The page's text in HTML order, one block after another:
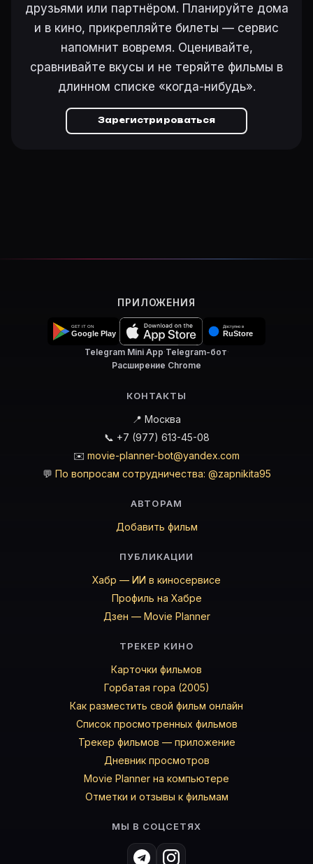
друзьями или партнёром. Планируйте дома
и в кино, прикрепляйте билеты — сервис
напомнит вовремя. Оценивайте,
сравнивайте вкусы и не теряйте фильмы в
длинном списке «когда-нибудь».
Зарегистрироваться
ПРИЛОЖЕНИЯ
Telegram Mini App·Telegram-бот·
Расширение Chrome
КОНТАКТЫ
📍 Москва
📞 +7 (977) 613-45-08
✉️ movie-planner-bot@yandex.com
💬 По вопросам сотрудничества: @zapnikita95
АВТОРАМ
Добавить фильм
ПУБЛИКАЦИИ
Хабр — ИИ в киносервисе
Профиль на Хабре
Дзен — Movie Planner
ТРЕКЕР КИНО
Карточки фильмов
Горбатая гора (2005)
Как разместить свой фильм онлайн
Список просмотренных фильмов
Трекер фильмов — приложение
Дневник просмотров
Movie Planner на компьютере
Отметки и отзывы к фильмам
МЫ В СОЦСЕТЯХ